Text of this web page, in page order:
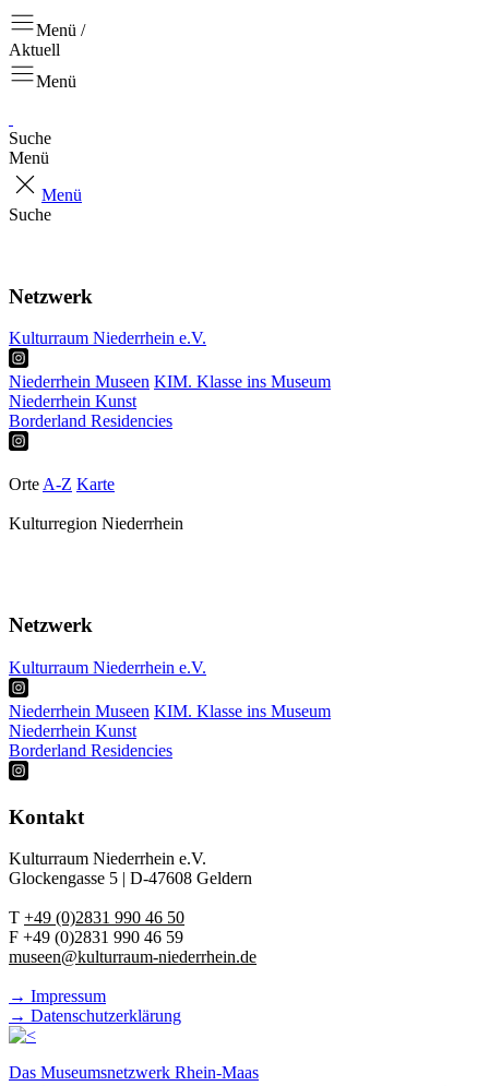
Menü /
Aktuell
Menü
Suche
Menü
Menü
Suche
Netzwerk
Kulturraum Niederrhein e.V.
Niederrhein Museen KIM. Klasse ins Museum
Niederrhein Kunst
Borderland Residencies
OrteA-Z Karte
Kulturregion Niederrhein
Netzwerk
Kulturraum Niederrhein e.V.
Niederrhein Museen KIM. Klasse ins Museum
Niederrhein Kunst
Borderland Residencies
Kontakt
Kulturraum Niederrhein e.V.
Glockengasse 5 | D-47608 Geldern
T +49 (0)2831 990 46 50
F +49 (0)2831 990 46 59
museen@kulturraum-niederrhein.de
→ Impressum
→ Datenschutzerklärung
Das Museumsnetzwerk Rhein-Maas